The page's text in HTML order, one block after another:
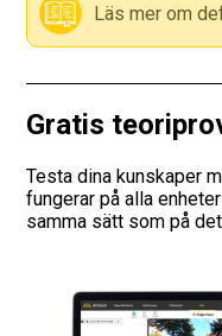
Läs mer om
Gratis
Testa dina kunskaper
fungerar på alla
samma sätt som på